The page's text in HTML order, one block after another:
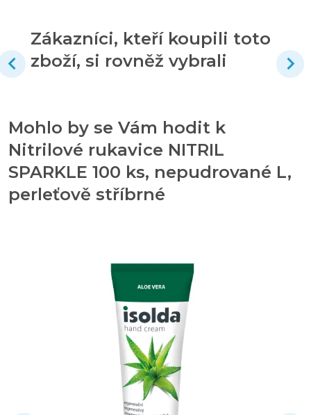
Zákazníci, kteří koupili toto
zboží, si rovněž vybrali
Mohlo by se Vám hodit k
Nitrilové rukavice NITRIL
SPARKLE 100 ks, nepudrované L,
perleťově stříbrné